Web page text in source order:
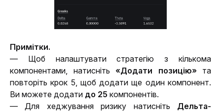
Примітки.
— Щоб налаштувати стратегію з кількома
компонентами, натисніть «Додати позицію» та
повторіть крок 5, щоб додати ще один компонент.
Ви можете додати до 25 компонентів.
— Для хеджування ризику натисніть Дельта-